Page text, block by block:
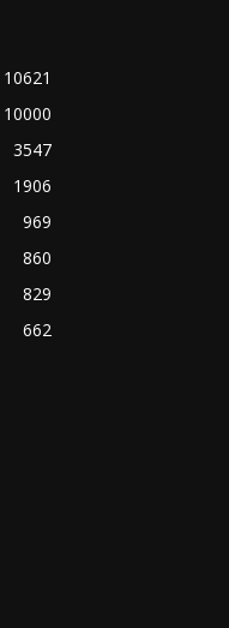
10621
10000
3547
1906
969
860
829
662